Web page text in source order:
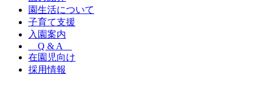
園生活について
子育て支援
入園案内
Q & A
在園児向け
採用情報